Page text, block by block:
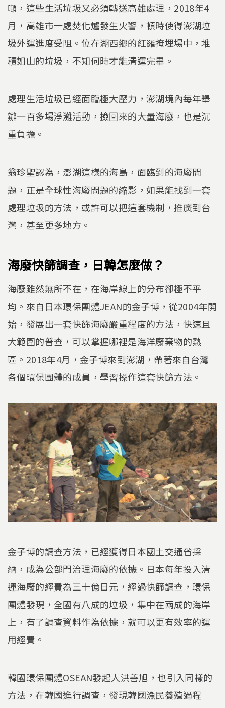
噸，這些生活垃圾又必須轉送高雄處理，2018年4
月，高雄市一處焚化爐發生火警，頓時使得澎湖垃
圾外運進度受阻。位在湖西鄉的紅羅掩埋場中，堆
積如山的垃圾，不知何時才能清運完畢。
處理生活垃圾已經面臨極大壓力，澎湖境內每年舉
辦一百多場淨灘活動，撿回來的大量海廢，也是沉
重負擔。
翁珍聖認為，澎湖這樣的海島，面臨到的海廢問
題，正是全球性海廢問題的縮影，如果能找到一套
處理垃圾的方法，或許可以把這套機制，推廣到台
灣，甚至更多地方。
海廢快篩調查，日韓怎麼做？
海廢雖然無所不在，在海岸線上的分布卻極不平
均。來自日本環保團體JEAN的金子博，從2004年開
始，發展出一套快篩海廢嚴重程度的方法，快速且
大範圍的普查，可以掌握哪裡是海洋廢棄物的熱
區。2018年4月，金子博來到澎湖，帶著來自台灣
各個環保團體的成員，學習操作這套快篩方法。
金子博的調查方法，已經獲得日本國土交通省採
納，成為公部門治理海廢的依據。日本每年投入清
運海廢的經費為三十億日元，經過快篩調查，環保
團體發現，全國有八成的垃圾，集中在兩成的海岸
上，有了調查資料作為依據，就可以更有效率的運
用經費。
韓國環保團體OSEAN發起人洪善旭，也引入同樣的
方法，在韓國進行調查，發現韓國漁民養殖過程